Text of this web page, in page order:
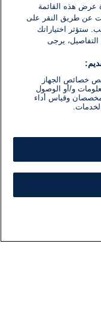
عرض هذه القائمة
عن طريق النقر على
ستؤثر اختياراتك
التفاصيل، يرجى
خصائص الجهاز
و/أو الوصول
وقياس أداء